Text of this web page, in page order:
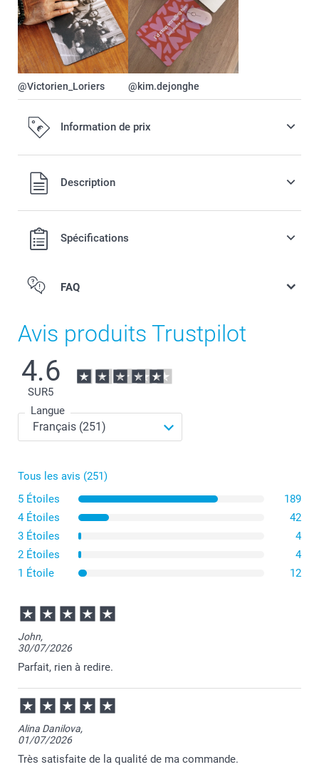
@Victorien_Loriers @kim.dejonghe
Information de prix
Tous les prix sont en EURO (€), TVA incluse et hors frais de
port.
Description
Spécifications
FAQ
Avis produits Trustpilot
4.6
SUR5
Langue
Tous les avis (251)
5 Étoiles
189
4 Étoiles
42
3 Étoiles
4
2 Étoiles
4
1 Étoile
12
John,
30/07/2026
Parfait, rien à redire.
Alina Danilova,
01/07/2026
Très satisfaite de la qualité de ma commande.